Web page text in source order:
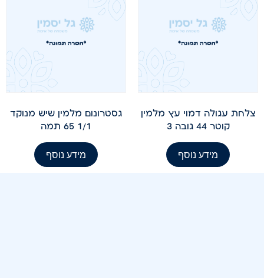
צלחת עגולה דמוי עץ מלמין
קוטר 44 גובה 3
מידע נוסף
גסטרונום מלמין שיש מנוקד
1/1 65 תמה
מידע נוסף